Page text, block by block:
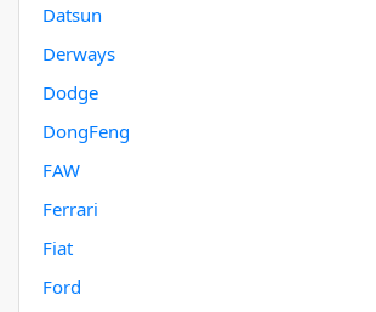
Datsun
Derways
Dodge
DongFeng
FAW
Ferrari
Fiat
Ford